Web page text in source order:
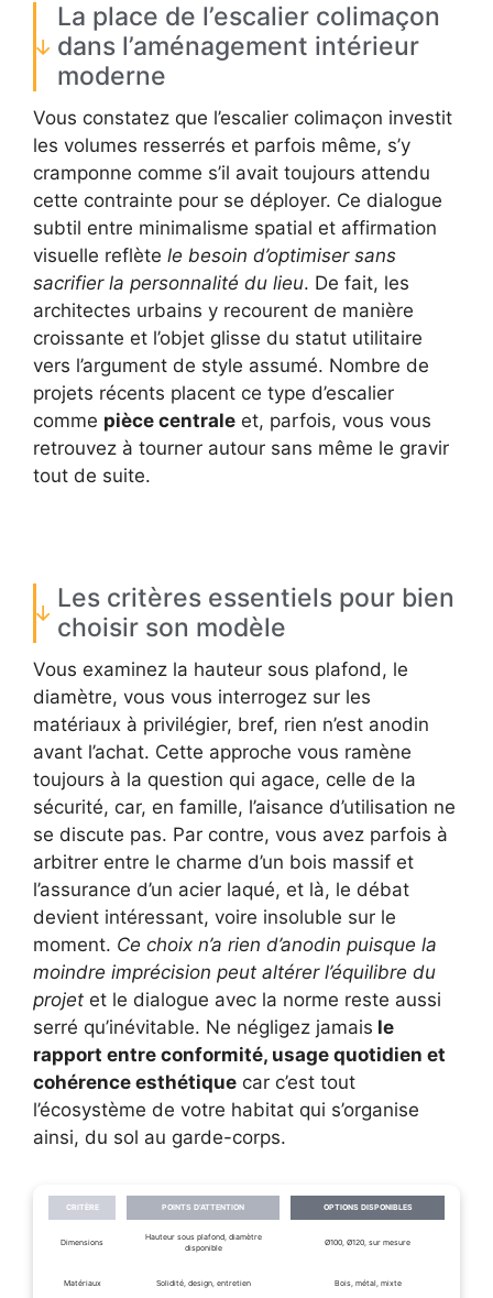
La place de l’escalier colimaçon
dans l’aménagement intérieur
moderne
Vous constatez que l’escalier colimaçon investit
les volumes resserrés et parfois même, s’y
cramponne comme s’il avait toujours attendu
cette contrainte pour se déployer. Ce dialogue
subtil entre minimalisme spatial et affirmation
visuelle reflète le besoin d’optimiser sans
sacrifier la personnalité du lieu. De fait, les
architectes urbains y recourent de manière
croissante et l’objet glisse du statut utilitaire
vers l’argument de style assumé. Nombre de
projets récents placent ce type d’escalier
comme pièce centrale et, parfois, vous vous
retrouvez à tourner autour sans même le gravir
tout de suite.
Les critères essentiels pour bien
choisir son modèle
Vous examinez la hauteur sous plafond, le
diamètre, vous vous interrogez sur les
matériaux à privilégier, bref, rien n’est anodin
avant l’achat. Cette approche vous ramène
toujours à la question qui agace, celle de la
sécurité, car, en famille, l’aisance d’utilisation ne
se discute pas. Par contre, vous avez parfois à
arbitrer entre le charme d’un bois massif et
l’assurance d’un acier laqué, et là, le débat
devient intéressant, voire insoluble sur le
moment. Ce choix n’a rien d’anodin puisque la
moindre imprécision peut altérer l’équilibre du
projet et le dialogue avec la norme reste aussi
serré qu’inévitable. Ne négligez jamais le
rapport entre conformité, usage quotidien et
cohérence esthétique car c’est tout
l’écosystème de votre habitat qui s’organise
ainsi, du sol au garde-corps.
CRITÈRE POINTS D’ATTENTION OPTIONS DISPONIBLES
Dimensions
Hauteur sous plafond, diamètre
disponible
Ø100, Ø120, sur mesure
Matériaux Solidité, design, entretien Bois, métal, mixte